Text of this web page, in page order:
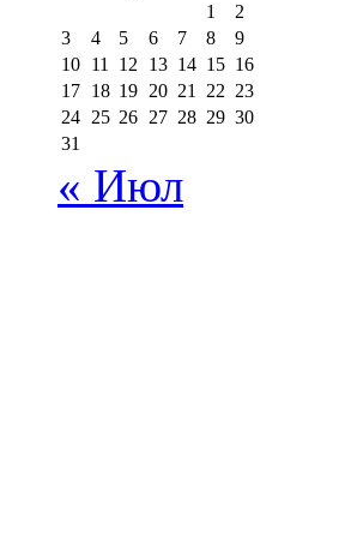
1
2
3
4 5 6 7 8
9
10 11 12 13 14 15 16
17 18 19 20 21 22 23
24 25 26 27 28 29 30
31
« Июл